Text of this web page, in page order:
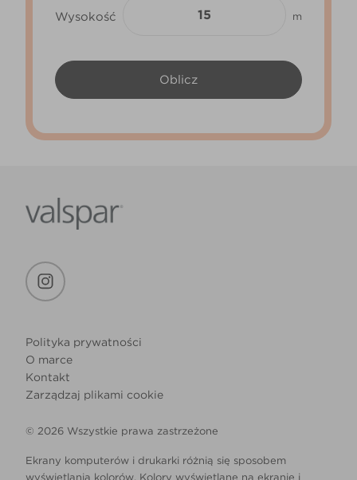
Wysokość m
Polityka prywatności
O marce
Kontakt
Zarządzaj plikami cookie
© 2026 Wszystkie prawa zastrzeżone
Ekrany komputerów i drukarki różnią się sposobem
wyświetlania kolorów. Kolory wyświetlane na ekranie i